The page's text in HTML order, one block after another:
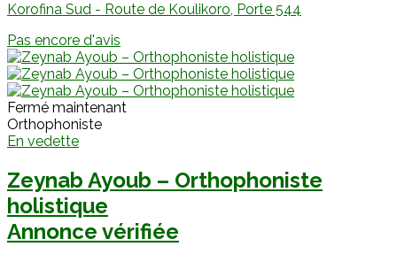
Korofina Sud - Route de Koulikoro, Porte 544
Pas encore d'avis
Fermé maintenant
Orthophoniste
En vedette
Zeynab Ayoub – Orthophoniste
holistique
Annonce vérifiée